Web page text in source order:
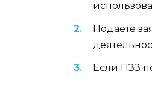
Подаёте
Если ПЗЗ